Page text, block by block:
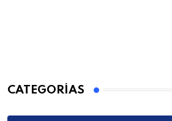
CATEGORÍAS